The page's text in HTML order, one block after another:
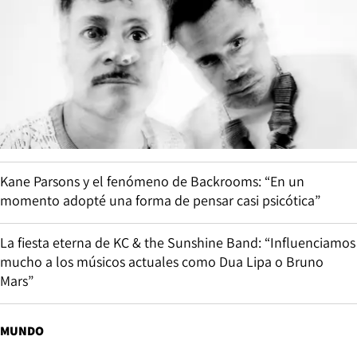
Kane Parsons y el fenómeno de Backrooms: “En un
momento adopté una forma de pensar casi psicótica”
La fiesta eterna de KC & the Sunshine Band: “Influenciamos
mucho a los músicos actuales como Dua Lipa o Bruno
Mars”
MUNDO